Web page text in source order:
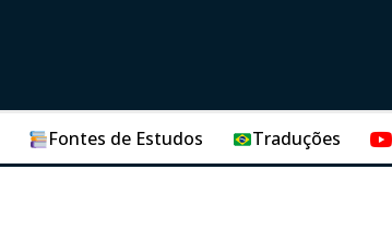
Fontes de Estudos Traduções